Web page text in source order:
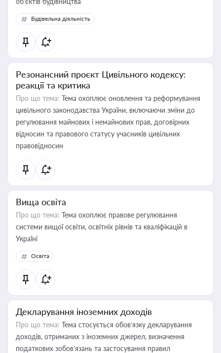
Будівельна діяльність
Резонансний проєкт Цивільного кодексу:
реакції та критика
Про що тема: Тема охоплює оновлення та реформування
цивільного законодавства України, включаючи зміни до
регулювання майнових і немайнових прав, договірних
відносин та правового статусу учасників цивільних
правовідносин
Вища освіта
Про що тема: Тема охоплює правове регулювання
системи вищої освіти, освітніх рівнів та кваліфікацій в
Україні
Освіта
Декларування іноземних доходів
Про що тема: Тема стосується обов’язку декларування
доходів, отриманих з іноземних джерел, визначення
податкових зобов’язань та застосування правил